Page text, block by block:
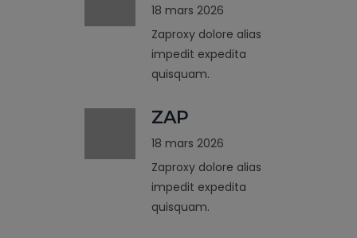
18 mars 2026
Zaproxy dolore alias
impedit expedita
quisquam.
ZAP
18 mars 2026
Zaproxy dolore alias
impedit expedita
quisquam.